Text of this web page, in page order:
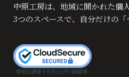
中原工房は、地域に開かれた個
3つのスペースで、自分だけの「